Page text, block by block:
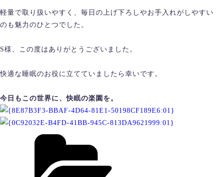
軽量で取り扱いやすく、毎日の上げ下ろしやお手入れがしやすい
のも魅力のひとつでした。
S様、この度はありがとうございました。
快適な睡眠のお役に立てていましたら幸いです。
今日もこの世界に、快眠の楽園を。